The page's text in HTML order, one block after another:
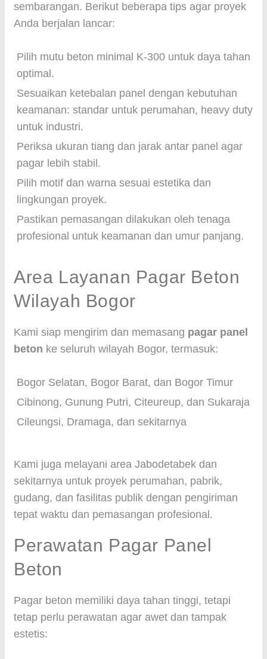
sembarangan. Berikut beberapa tips agar proyek
Anda berjalan lancar:
Pilih mutu beton minimal K-300 untuk daya tahan
optimal.
Sesuaikan ketebalan panel dengan kebutuhan
keamanan: standar untuk perumahan, heavy duty
untuk industri.
Periksa ukuran tiang dan jarak antar panel agar
pagar lebih stabil.
Pilih motif dan warna sesuai estetika dan
lingkungan proyek.
Pastikan pemasangan dilakukan oleh tenaga
profesional untuk keamanan dan umur panjang.
Area Layanan Pagar Beton
Wilayah Bogor
Kami siap mengirim dan memasang pagar panel
beton ke seluruh wilayah Bogor, termasuk:
Bogor Selatan, Bogor Barat, dan Bogor Timur
Cibinong, Gunung Putri, Citeureup, dan Sukaraja
Cileungsi, Dramaga, dan sekitarnya
Kami juga melayani area Jabodetabek dan
sekitarnya untuk proyek perumahan, pabrik,
gudang, dan fasilitas publik dengan pengiriman
tepat waktu dan pemasangan profesional.
Perawatan Pagar Panel
Beton
Pagar beton memiliki daya tahan tinggi, tetapi
tetap perlu perawatan agar awet dan tampak
estetis: